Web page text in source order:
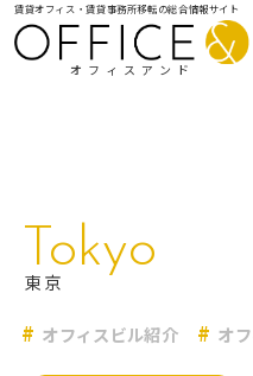
オフィスアンド
賃貸オフィス・賃貸事務所移転の総合情報サイト
注目オフィスビル紹介
居抜きオフィス・セ
レンタルオフィス
Tokyo
東京
オフィスビル紹介 オ